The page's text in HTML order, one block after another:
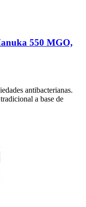
550 MGO,
antibacterianas.
a base de